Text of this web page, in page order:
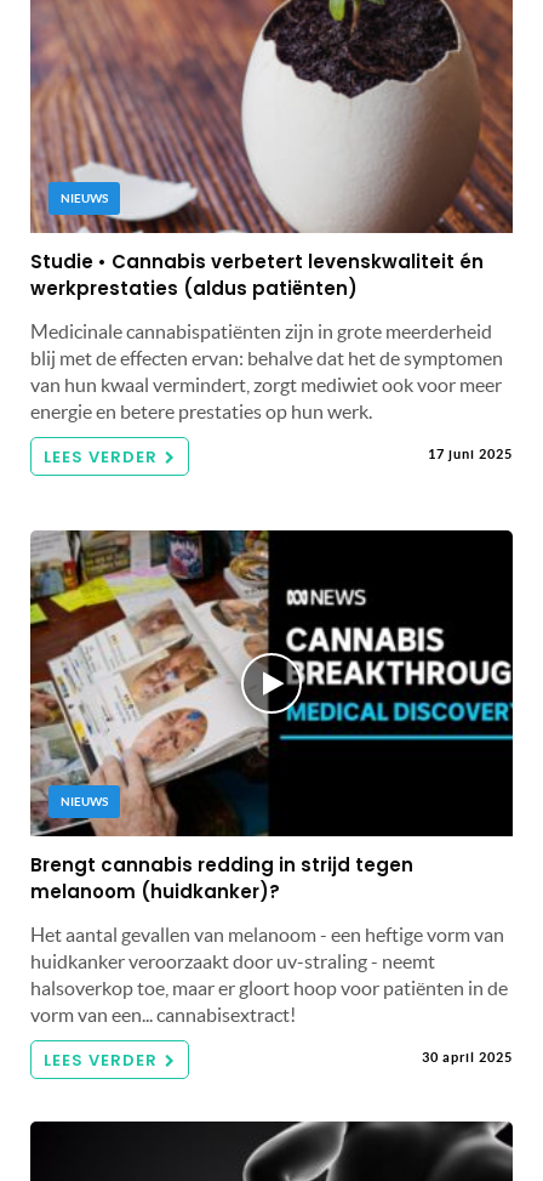
NIEUWS
Studie • Cannabis verbetert levenskwaliteit én
werkprestaties (aldus patiënten)
Medicinale cannabispatiënten zijn in grote meerderheid
blij met de effecten ervan: behalve dat het de symptomen
van hun kwaal vermindert, zorgt mediwiet ook voor meer
energie en betere prestaties op hun werk.
LEES VERDER 17 juni 2025
NIEUWS
Brengt cannabis redding in strijd tegen
melanoom (huidkanker)?
Het aantal gevallen van melanoom - een heftige vorm van
huidkanker veroorzaakt door uv-straling - neemt
halsoverkop toe, maar er gloort hoop voor patiënten in de
vorm van een... cannabisextract!
LEES VERDER 30 april 2025